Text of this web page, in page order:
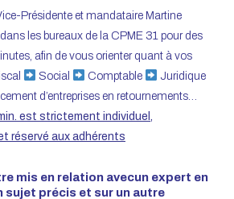
Présidente et mandataire Martine
les bureaux de la CPME 31 pour des
afin de vous orienter quant à vos
Social Comptable
Juridique
d’entreprises en retournements…
est strictement individuel,
réservé aux adhérents
mis en relation avecun expert en
sujet précis et sur un autre